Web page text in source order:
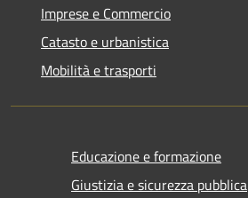
Imprese e Commercio
Catasto e urbanistica
Mobilità e trasporti
Educazione e formazione
Giustizia e sicurezza pubblica